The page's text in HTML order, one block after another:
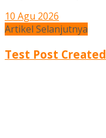
10 Agu 2026
Artikel Selanjutnya
Test Post Created